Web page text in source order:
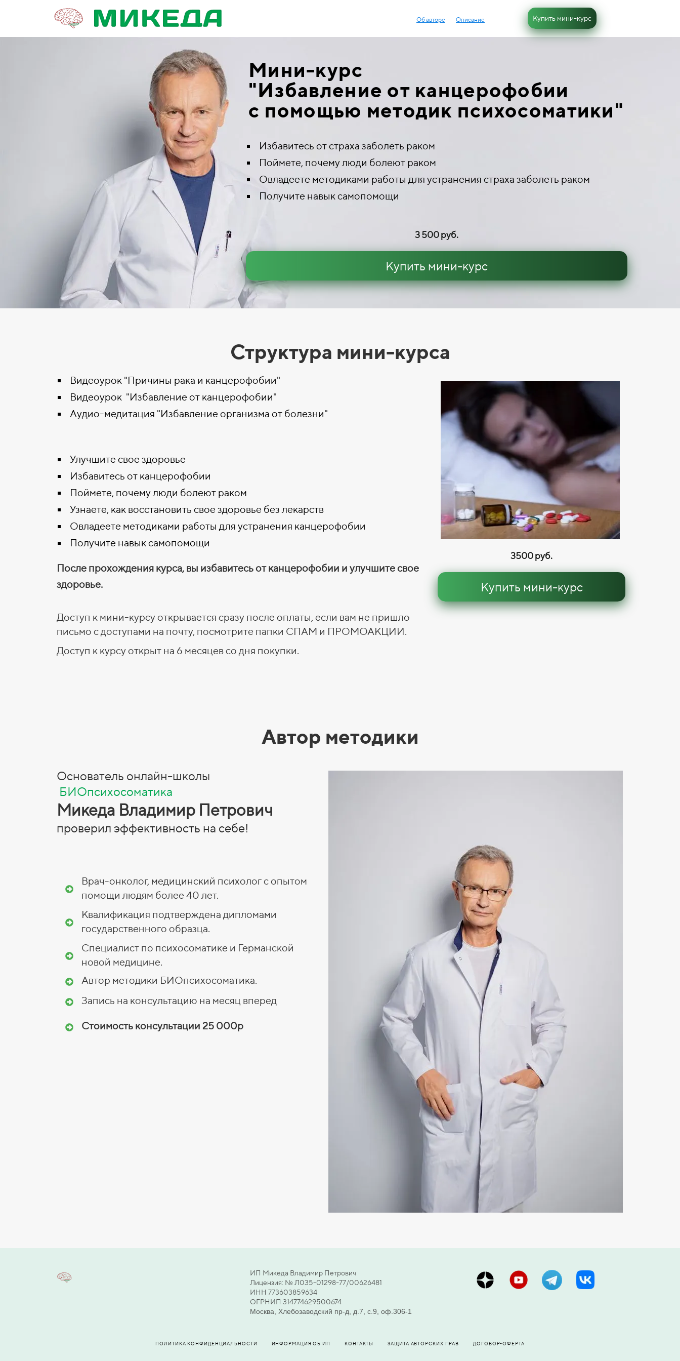
Об авторе Описание Купить мини-курс
Мини-курс
"Избавление от канцерофобии
с помощью методик психосоматики"
Избавитесь от страха заболеть раком
Поймете, почему люди болеют раком
Овладеете методиками работы для устранения страха заболеть раком
Получите навык самопомощи
3 500 руб.
Купить мини-курс
Структура мини-курса
Видеоурок "Причины рака и канцерофобии"
Видеоурок "Избавление от канцерофобии"
Аудио-медитация "Избавление организма от болезни"
Улучшите свое здоровье
Избавитесь от канцерофобии
Поймете, почему люди болеют раком
Узнаете, как восстановить свое здоровье без лекарств
Овладеете методиками работы для устранения канцерофобии
Получите навык самопомощи
После прохождения курса, вы избавитесь от канцерофобии и улучшите свое
здоровье.
Доступ к мини-курсу открывается сразу после оплаты, если вам не пришло
письмо с доступами на почту, посмотрите папки СПАМ и ПРОМОАКЦИИ.
Доступ к курсу открыт на 6 месяцев со дня покупки.
3500 руб.
Купить мини-курс
Автор методики
Основатель онлайн-школы
БИОпсихосоматика
Микеда Владимир Петрович
проверил эффективность на себе!
Врач-онколог, медицинский психолог с опытом
помощи людям более 40 лет.
Квалификация подтверждена дипломами
государственного образца.
Специалист по психосоматике и Германской
новой медицине.
Автор методики БИОпсихосоматика.
Запись на консультацию на месяц вперед
Стоимость консультации 25 000р
ИП Микеда Владимир Петрович
Лицензия: № Л035-01298-77/00626481
ИНН 773603859634
ОГРНИП 314774629500674
Москва, Хлебозаводский пр-д, д.7, с.9, оф.306-1
ПОЛИТИКА КОНФИДЕНЦИАЛЬНОСТИ ИНФОРМАЦИЯ ОБ ИП КОНТАКТЫ ЗАЩИТА АВТОРСКИХ ПРАВ ДОГОВОР-ОФЕРТА